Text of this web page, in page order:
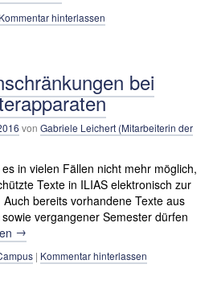
Kommentar hinterlassen
bei
von Gabriele Leichert (Mitarbeiterin der
in vielen Fällen nicht mehr möglich,
Texte in ILIAS elektronisch zur
bereits vorhandene Texte aus
vergangener Semester dürfen
→
| Kommentar hinterlassen